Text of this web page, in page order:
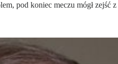
pod koniec meczu mógł zejść